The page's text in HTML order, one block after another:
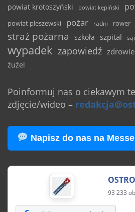
powiat krotoszyński powiat kępiński
powiat pleszewski pożar radni rower
straż pożarna szkoła szpital
wypadek zapowiedź zdrowie
żużel
Poinformuj nas o ciekawym
zdjęcie/wideo –
Napisz do nas na
93 233